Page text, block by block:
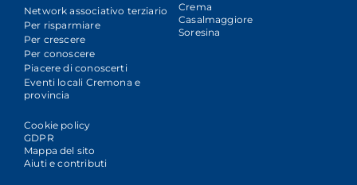
Network associativo terziario
Per risparmiare
Per crescere
Per conoscere
Piacere di conoscerti
Eventi locali Cremona e
provincia
Cookie policy
GDPR
Mappa del sito
Aiuti e contributi
Crema
Casalmaggiore
Soresina